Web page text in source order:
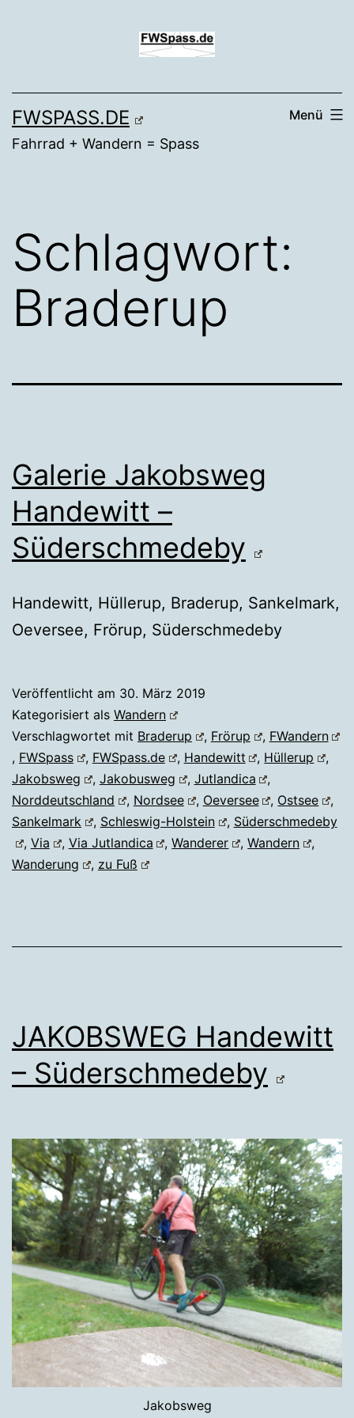
FWSPASS.DE
Fahrrad + Wandern = Spass
Menü
Schlagwort:
Braderup
Galerie Jakobsweg
Handewitt –
Süderschmedeby
Handewitt, Hüllerup, Braderup, Sankelmark,
Oeversee, Frörup, Süderschmedeby
Veröffentlicht am 30. März 2019
Kategorisiert als Wandern
Verschlagwortet mit Braderup , Frörup , FWandern
, FWSpass , FWSpass.de , Handewitt , Hüllerup
,
Jakobsweg
, Jakobusweg , Jutlandica
,
Norddeutschland
, Nordsee , Oeversee , Ostsee
,
Sankelmark
, Schleswig-Holstein , Süderschmedeby
, Via , Via Jutlandica ,Wanderer ,Wandern
,
Wanderung
, zu Fuß
JAKOBSWEG Handewitt
– Süderschmedeby
Jakobsweg